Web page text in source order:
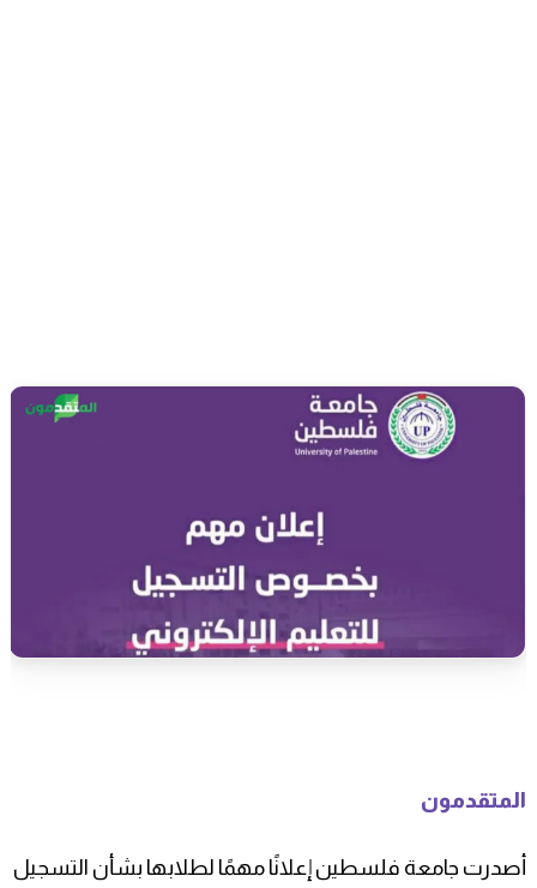
المتقدمون
أصدرت جامعة فلسطين إعلانًا مهمًا لطلابها بشأن التسجيل